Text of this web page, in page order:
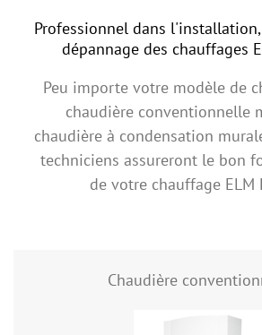
Professionnel dans
dépannage des chauffages
Peu importe votre modèle de
chaudière conventionnelle
chaudière à condensation
techniciens assureront le bon
de votre chauffage ELM
Chaudière